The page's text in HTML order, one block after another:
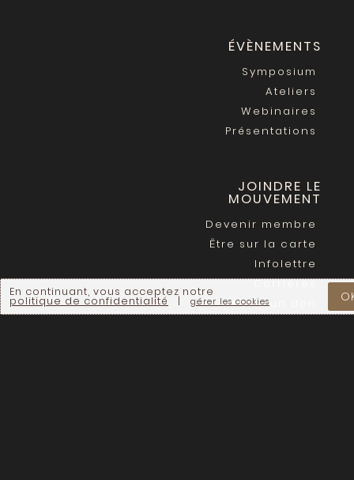
ÉVÈNEMENTS
Symposium
Ateliers
Webinaires
Présentations
JOINDRE LE
MOUVEMENT
Devenir membre
Être sur la carte
Infolettre
Carrières
Faire un don
En continuant, vous acceptez notre
politique de confidentialité | gérer les cookies